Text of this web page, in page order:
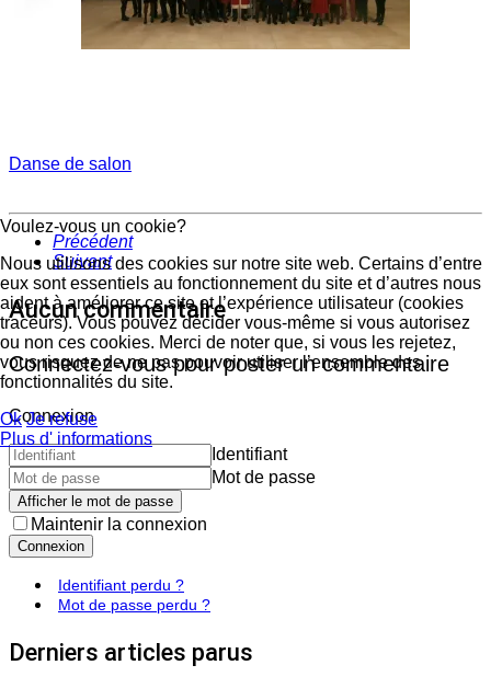
Danse de salon
Précédent
Suivant
Aucun commentaire
Connectez-vous pour poster un commentaire
Connexion
Identifiant
Mot de passe
Afficher le mot de passe
Maintenir la connexion
Connexion
Identifiant perdu ?
Mot de passe perdu ?
Derniers articles parus
Voulez-vous un cookie?
Nous utilisons des cookies sur notre site web. Certains d’entre
eux sont essentiels au fonctionnement du site et d’autres nous
aident à améliorer ce site et l’expérience utilisateur (cookies
traceurs). Vous pouvez décider vous-même si vous autorisez
ou non ces cookies. Merci de noter que, si vous les rejetez,
vous risquez de ne pas pouvoir utiliser l’ensemble des
fonctionnalités du site.
Ok Je refuse
Plus d' informations